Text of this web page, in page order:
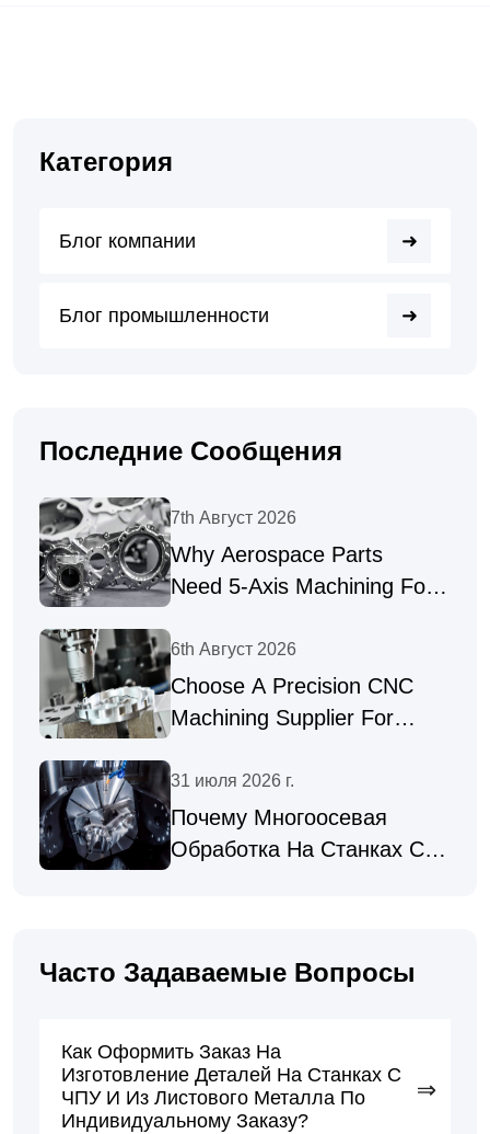
Категория
Блог компании
Блог промышленности
Последние Сообщения
7th Август 2026
Why Aerospace Parts
Need 5-Axis Machining For
6th Август 2026
Choose A Precision CNC
Machining Supplier For
31 июля 2026 г.
Почему Многоосевая
Обработка На Станках С
Часто Задаваемые Вопросы
Как Оформить Заказ На
Изготовление Деталей На Станках С
ЧПУ И Из Листового Металла По
Индивидуальному Заказу?